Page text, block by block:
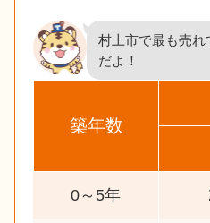
村上市で最も売れ
だよ！
築年数
0～5年